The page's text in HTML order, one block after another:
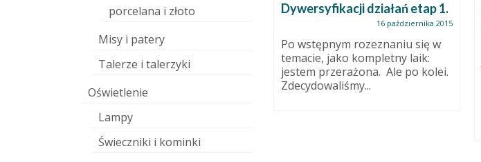
szamotowy, szkliwo czerwone i
Dywersyfikacji działań etap 1.
16 października 2015
Po wstępnym rozeznaniu się w
temacie, jako kompletny laik:
jestem przerażona. Ale po kolei.
Zdecydowaliśmy...
porcelana i złoto
Misy i patery
Talerze i talerzyki
Oświetlenie
Lampy
Świeczniki i kominki